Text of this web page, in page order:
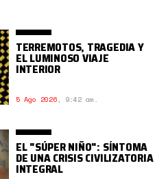
TERREMOTOS, TRAGEDIA Y
EL LUMINOSO VIAJE
INTERIOR
5 Ago 2026, 9:42 am.
EL "SÚPER NIÑO": SÍNTOMA
DE UNA CRISIS CIVILIZATORIA
INTEGRAL